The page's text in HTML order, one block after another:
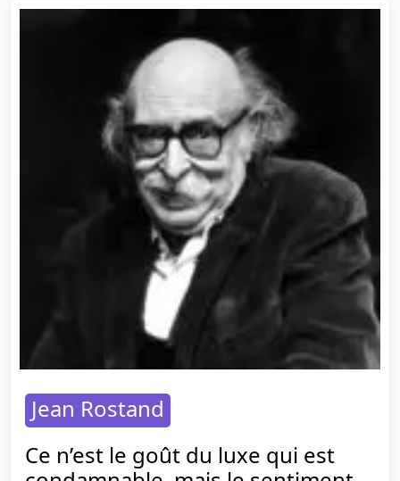
Jean Rostand
Ce n’est le goût du luxe qui est